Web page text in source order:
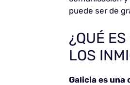
puede ser de
¿QUÉ
LOS
Galicia es una